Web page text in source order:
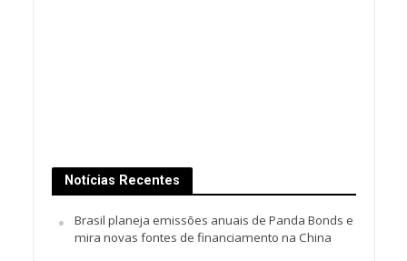
Notícias Recentes
Brasil planeja emissões anuais de Panda Bonds e
mira novas fontes de financiamento na China